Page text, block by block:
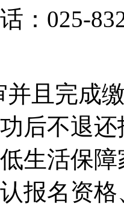
：025-
并且完成
后不退
生活保
报名资